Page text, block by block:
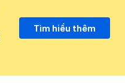
Tìm hiểu thêm